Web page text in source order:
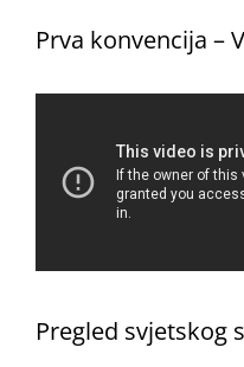
Prva konvencija –
Pregled svjetskog